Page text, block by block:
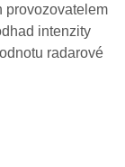
provozovatelem
intenzity
radarové